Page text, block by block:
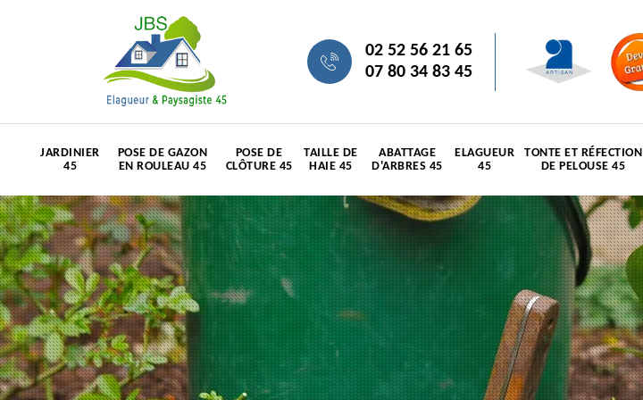
02 52 56 21 65
07 80 34 83 45
JARDINIER
45
POSE DE GAZON
EN ROULEAU 45
POSE DE
CLÔTURE 45
TAILLE DE
HAIE 45
ABATTAGE
D'ARBRES 45
ELAGUEUR
45
TONTE ET RÉFECTION
DE PELOUSE 45